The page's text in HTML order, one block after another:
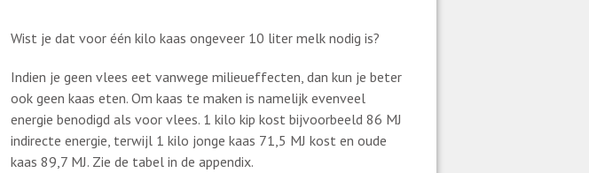
Wist je dat voor één kilo kaas ongeveer 10 liter melk nodig is?
Indien je geen vlees eet vanwege milieueffecten, dan kun je beter
ook geen kaas eten. Om kaas te maken is namelijk evenveel
energie benodigd als voor vlees. 1 kilo kip kost bijvoorbeeld 86 MJ
indirecte energie, terwijl 1 kilo jonge kaas 71,5 MJ kost en oude
kaas 89,7 MJ. Zie de tabel in de appendix.